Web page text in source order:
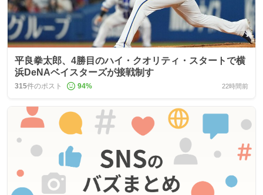
平良拳太郎、4勝目のハイ・クオリティ・スタートで横
浜DeNAベイスターズが接戦制す
315件のポスト 94% 22時間前